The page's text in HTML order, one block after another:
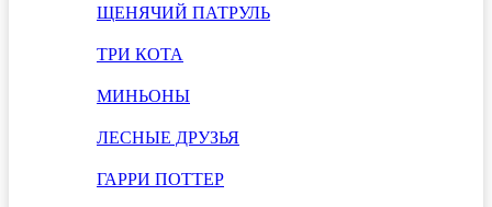
ЩЕНЯЧИЙ ПАТРУЛЬ
ТРИ КОТА
МИНЬОНЫ
ЛЕСНЫЕ ДРУЗЬЯ
ГАРРИ ПОТТЕР